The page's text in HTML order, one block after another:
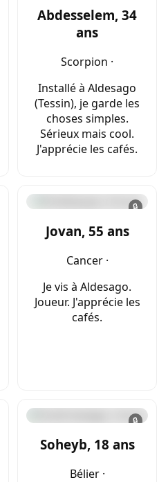
Abdesselem, 34
ans
Scorpion ·
Installé à Aldesago
(Tessin), je garde les
choses simples.
Sérieux mais cool.
J'apprécie les cafés.
🔒
Jovan, 55 ans
Cancer ·
Je vis à Aldesago.
Joueur. J'apprécie les
cafés.
🔒
Soheyb, 18 ans
Bélier ·